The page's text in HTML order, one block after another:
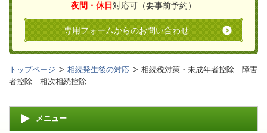
夜間・休日対応可（要事前予約）
専用フォームからのお問い合わせ
トップページ 相続発生後の対応
相続税対策・未成年者控除 障害
者控除 相次相続控除
メニュー